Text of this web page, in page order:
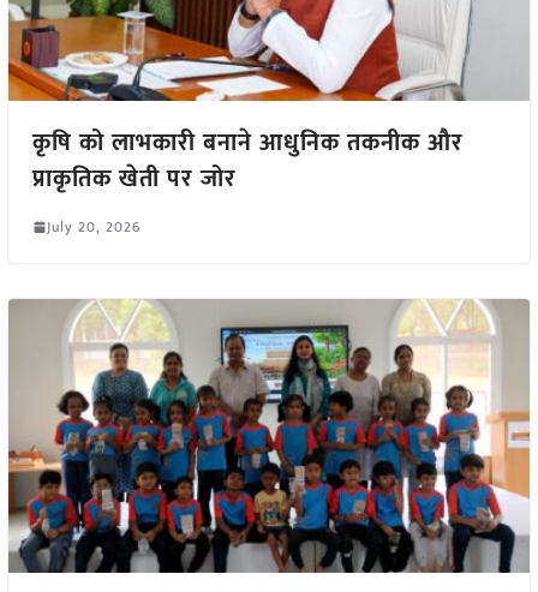
कृषि को लाभकारी बनाने आधुनिक तकनीक और
प्राकृतिक खेती पर जोर
July 20, 2026